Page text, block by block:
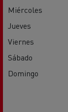
Miércoles
Jueves
Viernes
Sábado
Domingo